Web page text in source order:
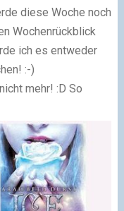
diese Woche noch
Wochenrückblick
ich es entweder
:-)
mehr! :D So